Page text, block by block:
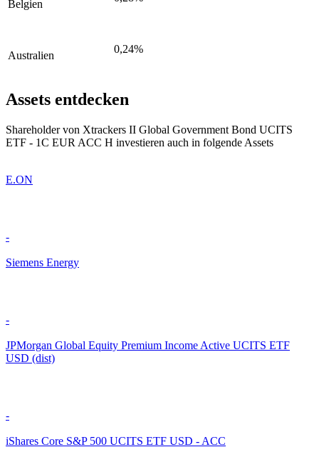
Belgien
Australien
0,24%
Assets entdecken
Shareholder von Xtrackers II Global Government Bond UCITS
ETF - 1C EUR ACC H investieren auch in folgende Assets
E.ON
-
Siemens Energy
-
JPMorgan Global Equity Premium Income Active UCITS ETF
USD (dist)
-
iShares Core S&P 500 UCITS ETF USD - ACC